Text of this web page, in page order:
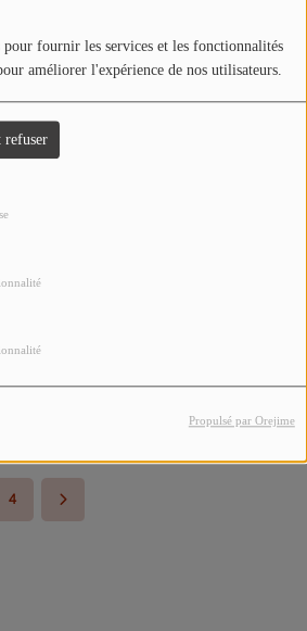
pour fournir les services et les fonctionnalités
améliorer l'expérience de nos utilisateurs.
refuser
Propulsé par Orejime
!
spéciale en direct de Studio 45 à
4